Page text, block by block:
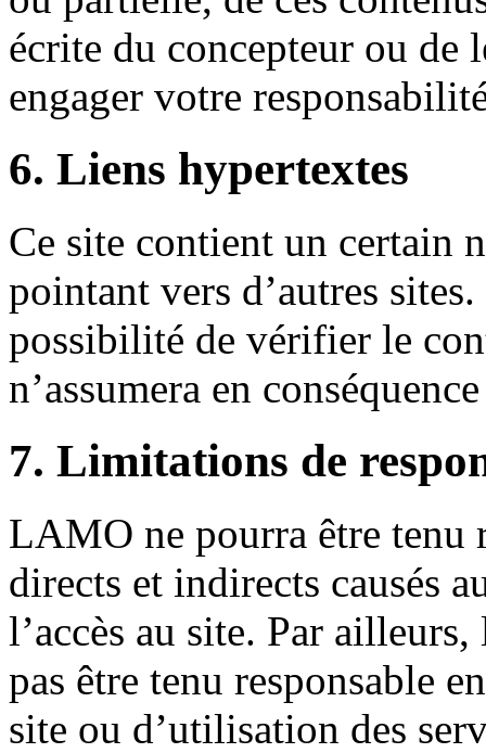
écrite du concepteur ou de
engager votre
6. Liens hypertextes
Ce site contient un certain
pointant vers d’autres
possibilité de vérifier le
n’assumera en
7. Limitations de
LAMO ne pourra être tenu
directs et indirects causés
l’accès au site. Par
pas être tenu responsable
site ou d’utilisation des